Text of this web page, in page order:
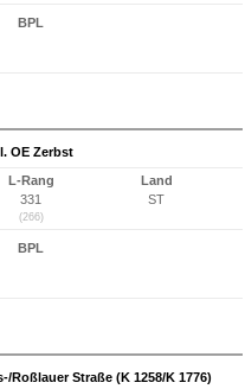
BPL
OE Zerbst
L-Rang
331
(266)
Land
ST
BPL
Roßlauer Straße (K 1258/K 1776)